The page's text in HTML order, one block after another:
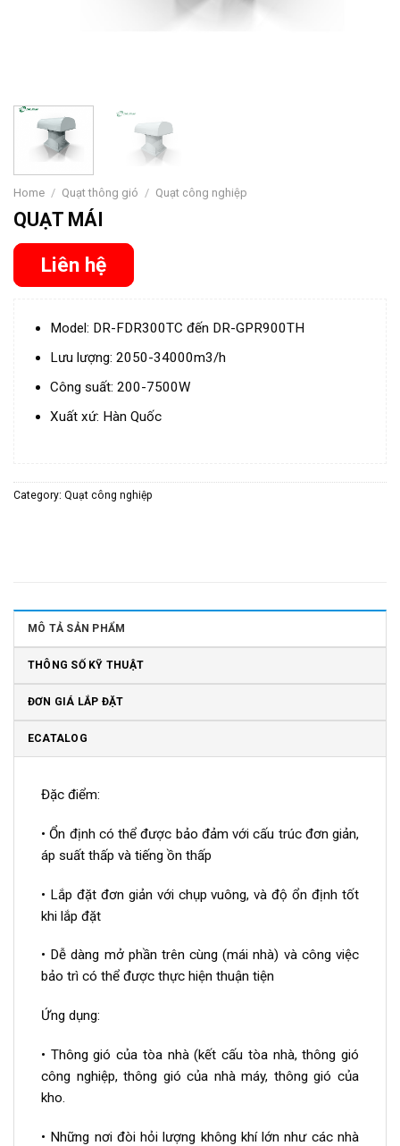
Home / Quạt thông gió / Quạt công nghiệp
QUẠT MÁI
Liên hệ
Model: DR-FDR300TC đến DR-GPR900TH
Lưu lượng: 2050-34000m3/h
Công suất: 200-7500W
Xuất xứ: Hàn Quốc
Category: Quạt công nghiệp
MÔ TẢ SẢN PHẨM
THÔNG SỐ KỸ THUẬT
ĐƠN GIÁ LẮP ĐẶT
ECATALOG
Đặc điểm:
• Ổn định có thể được bảo đảm với cấu trúc đơn giản,
áp suất thấp và tiếng ồn thấp
• Lắp đặt đơn giản với chụp vuông, và độ ổn định tốt
khi lắp đặt
• Dễ dàng mở phần trên cùng (mái nhà) và công việc
bảo trì có thể được thực hiện thuận tiện
Ứng dụng:
• Thông gió của tòa nhà (kết cấu tòa nhà, thông gió
công nghiệp, thông gió của nhà máy, thông gió của
kho.
• Những nơi đòi hỏi lượng không khí lớn như các nhà